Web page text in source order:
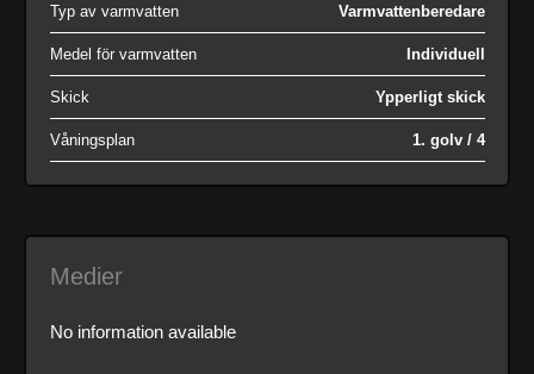
Typ av varmvatten Varmvattenberedare
Medel för varmvatten Individuell
Skick Ypperligt skick
Våningsplan 1. golv / 4
Medier
No information available